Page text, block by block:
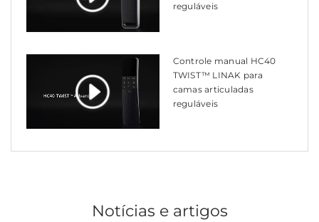
reguláveis
Controle manual HC40
TWIST™ LINAK para
camas articuladas
reguláveis
Notícias e artigos